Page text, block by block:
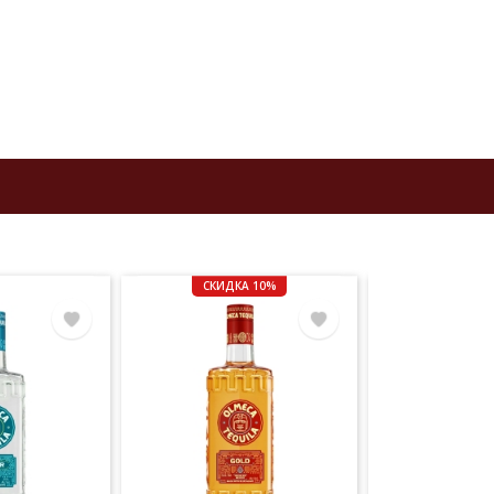
СКИДКА 10%